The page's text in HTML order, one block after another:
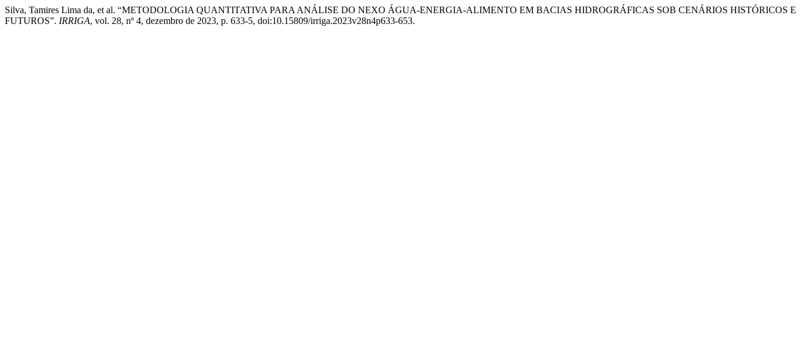
Silva, Tamires Lima da, et al. “METODOLOGIA QUANTITATIVA PARA ANÁLISE DO NEXO ÁGUA-ENERGIA-ALIMENTO EM BACIAS HIDROGRÁFICAS SOB CENÁRIOS HISTÓRICOS E
FUTUROS”. IRRIGA, vol. 28, nº 4, dezembro de 2023, p. 633-5, doi:10.15809/irriga.2023v28n4p633-653.